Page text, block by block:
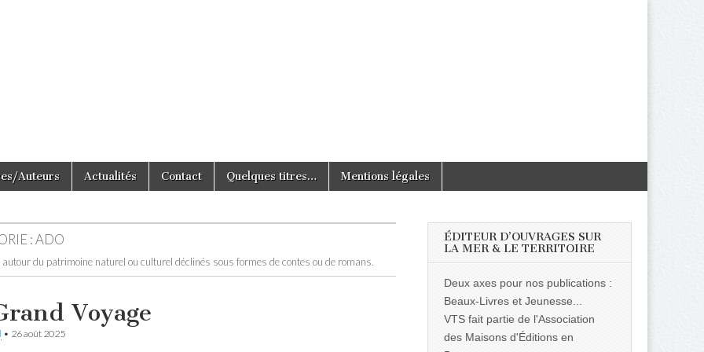
Simplement
Auteurs Actualités Contact Quelques titres… Mentions légales
:ADO
du patrimoine naturel ou culturel déclinés sous formes de contes ou de romans.
Voyage
• 26 août 2025
ÉDITEUR D’OUVRAGES SUR
LA MER & LE TERRITOIRE
Deux axes pour nos publications :
Beaux-Livres et Jeunesse...
VTS fait partie de l'Association
des Maisons d'Éditions en